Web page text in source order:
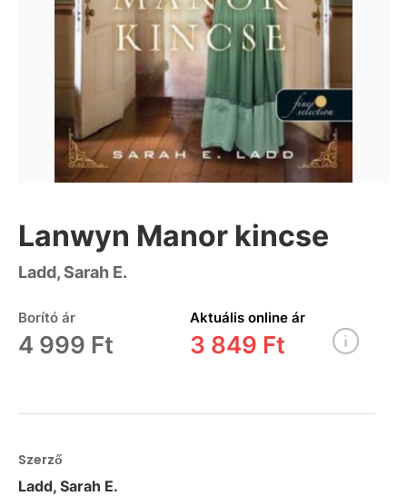
Lanwyn Manor kincse
Ladd, Sarah E.
Borító ár
4 999 Ft
Aktuális online ár
3 849 Ft
Szerző
Ladd, Sarah E.